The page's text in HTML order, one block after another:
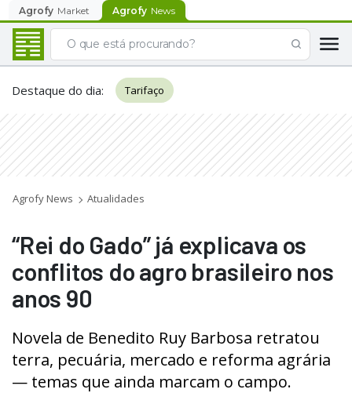
Agrofy Market Agrofy News
Destaque do dia: Tarifaço
Agrofy News Atualidades
“Rei do Gado” já explicava os
conflitos do agro brasileiro nos
anos 90
Novela de Benedito Ruy Barbosa retratou
terra, pecuária, mercado e reforma agrária
— temas que ainda marcam o campo.